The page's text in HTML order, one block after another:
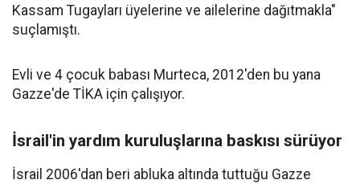
Kassam Tugayları üyelerine ve ailelerine dağıtmakla"
suçlamıştı.
Evli ve 4 çocuk babası Murteca, 2012'den bu yana
Gazze'de TİKA için çalışıyor.
İsrail'in yardım kuruluşlarına baskısı sürüyor
İsrail 2006'dan beri abluka altında tuttuğu Gazze